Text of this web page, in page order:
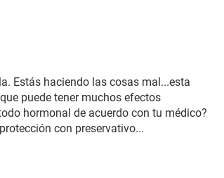
Estás haciendo las cosas mal...esta
puede tener muchos efectos
hormonal de acuerdo con tu médico?
con preservativo...